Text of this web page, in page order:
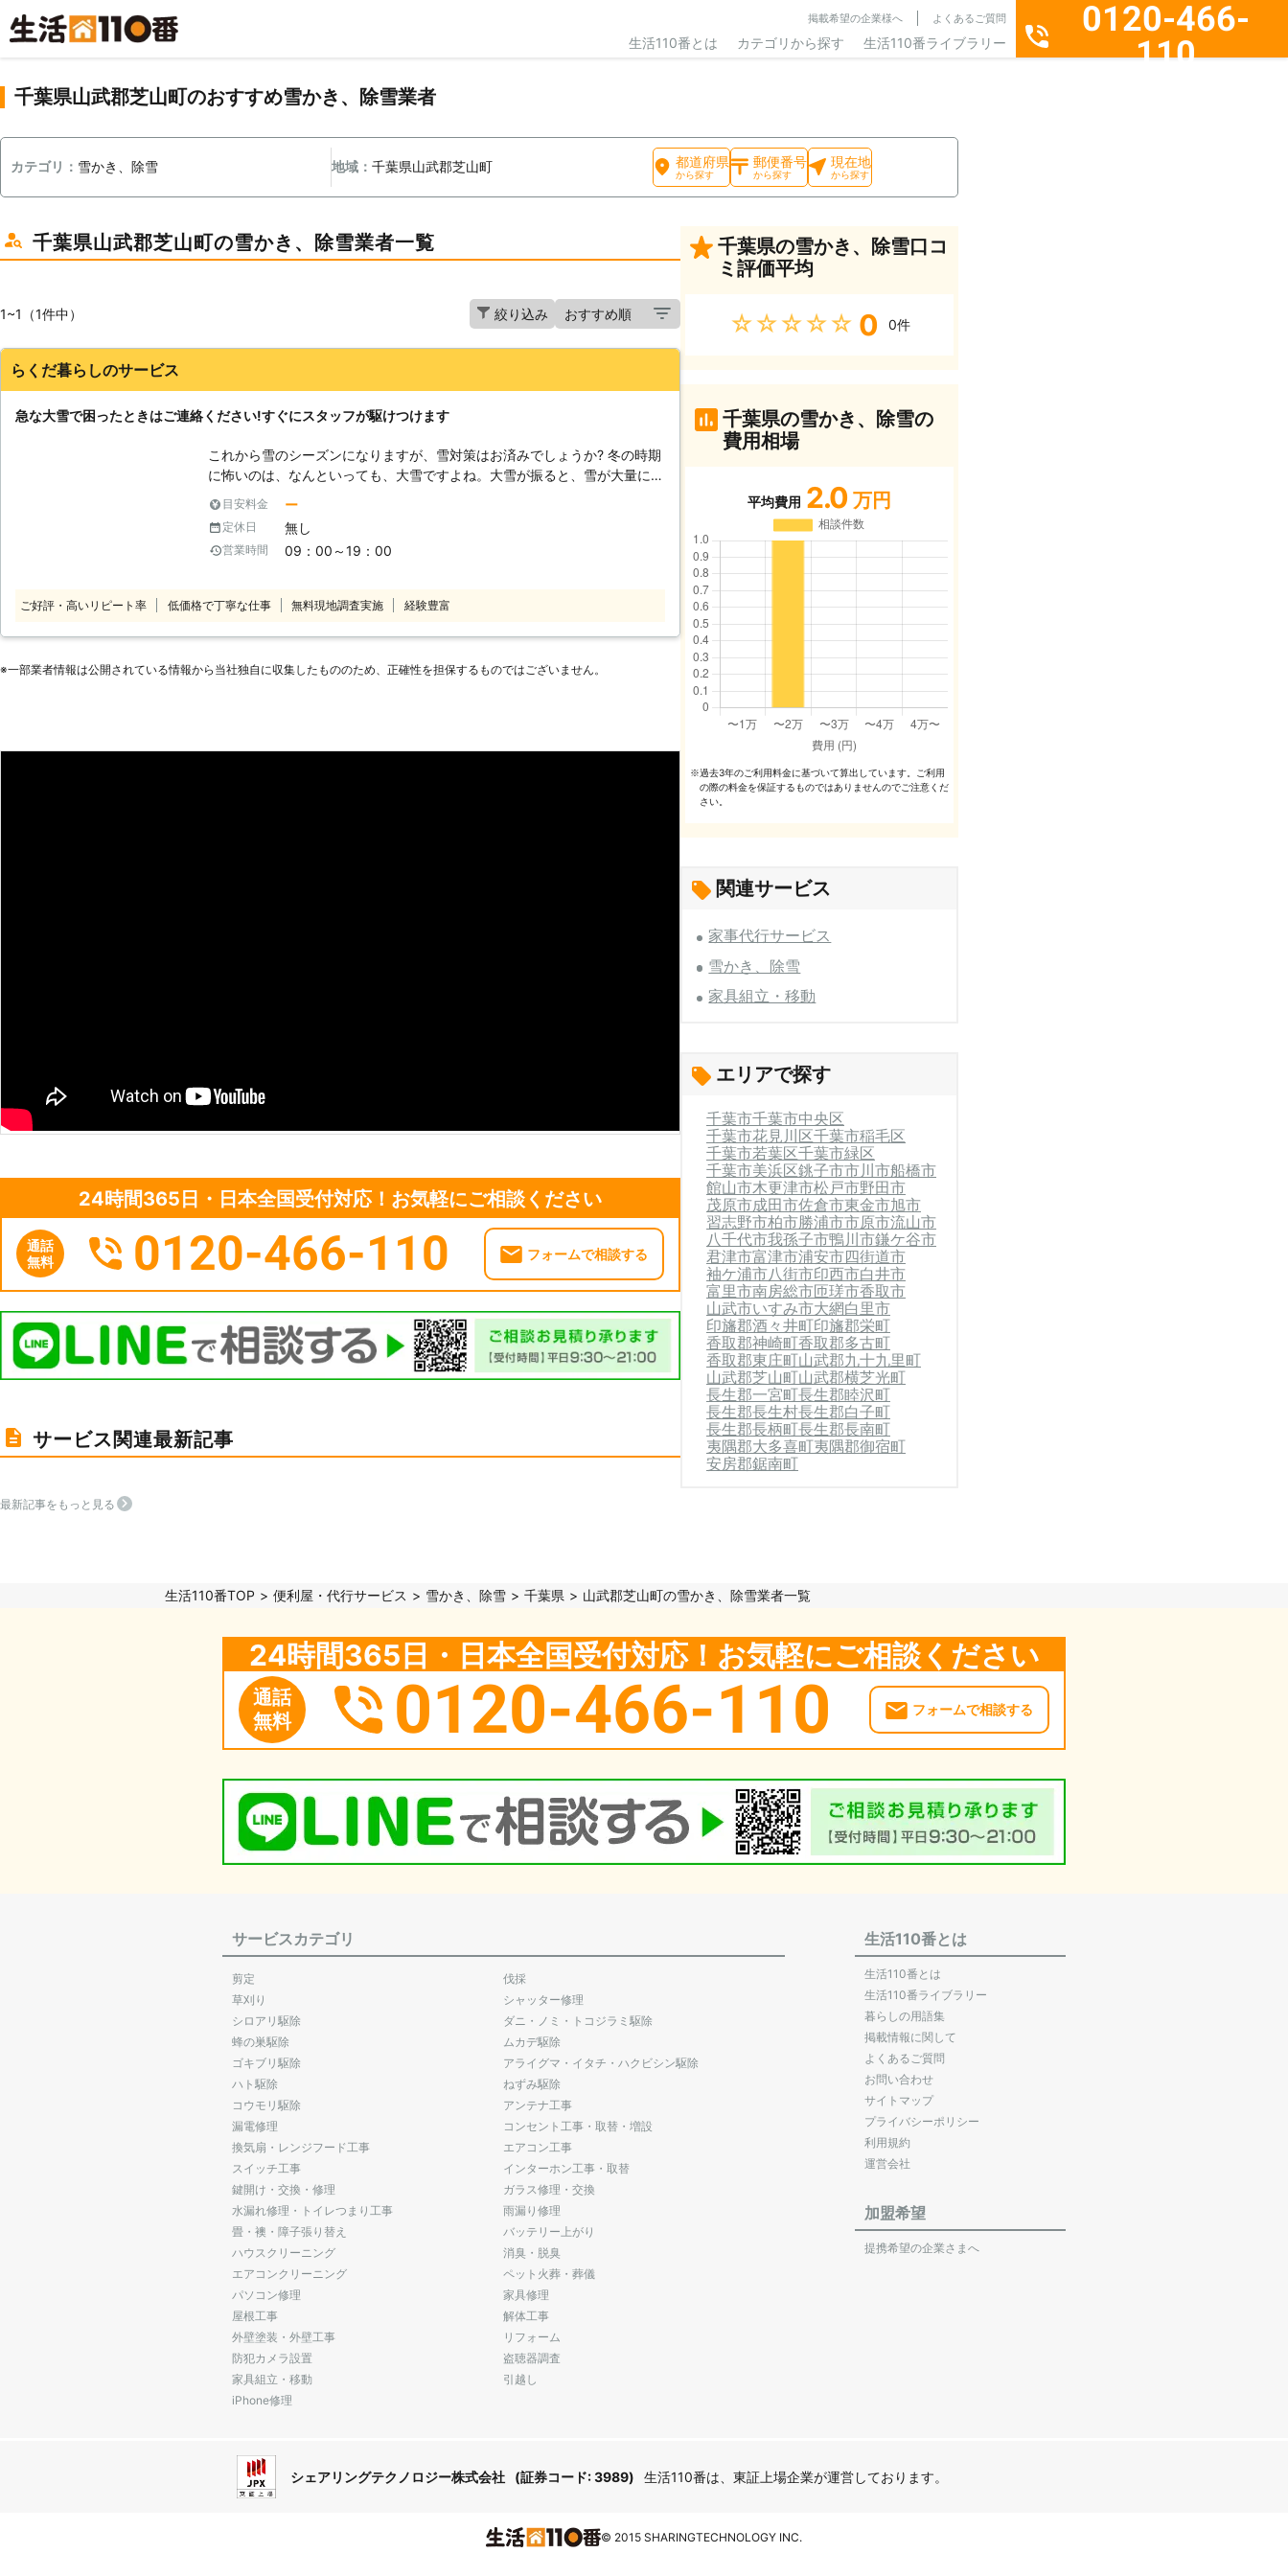
掲載希望の企業様へ よくあるご質問
生活110番とは カテゴリから探す 生活110番ライブラリー
0120-466-
110
千葉県山武郡芝山町のおすすめ雪かき、除雪業者
カテゴリ： 雪かき、除雪 地域：千葉県山武郡芝山町 都道府県
から探す
郵便番号
から探す
現在地
から探す
千葉県山武郡芝山町の雪かき、除雪業者一覧
1~1（1件中） 絞り込み
らくだ暮らしのサービス
急な大雪で困ったときはご連絡ください!すぐにスタッフが駆けつけます
これから雪のシーズンになりますが、雪対策はお済みでしょうか? 冬の時期
に怖いのは、なんといっても、大雪ですよね。大雪が振ると、雪が大量に積
もって、駐車場から車が出せなかったり、雪で玄関から出られないようなト
ラブルが発生することが考えられます。また、屋根に雪が積もると、積もっ
た雪が地面へ落下することによって、思わぬトラブルを招く可能性もあり、
不安です。 このようなトラブルを防ぐためには、雪かきや雪下ろしが必要
雪下ろしは屋根の上に登って行う作業なので、危険が伴います。そんな雪で
困ったときは、ぜひ当社、株式会社Rグループまでご連絡ください。すぐに
当社スタッフがお客様のもとに駆けつけて、除雪作業を実施いたします。雪
よ。 また、当社では雪への対処だけでなく、雪への対策も提案していま
目安料金 ー
定休日 無し
営業時間 09：00～19：00
ご好評・高いリピート率 低価格で丁寧な仕事 無料現地調査実施 経験豊富
※⼀部業者情報は公開されている情報から当社独⾃に収集したもののため、正確性を担保するものではございません。
24時間365日・日本全国受付対応！お気軽にご相談ください
通話
無料
0120-466-110 フォームで相談する
サービス関連最新記事
最新記事をもっと見る
千葉県の雪かき、除雪口コ
ミ評価平均
★★★★★ 0 0件
千葉県の雪かき、除雪の
費用相場
平均費用 2.0 万円
※過去3年のご利⽤料⾦に基づいて算出しています。ご利⽤
の際の料⾦を保証するものではありませんのでご注意くだ
さい。
関連サービス
家事代行サービス
雪かき、除雪
家具組立・移動
エリアで探す
千葉市千葉市中央区
千葉市花見川区千葉市稲毛区
千葉市若葉区千葉市緑区
千葉市美浜区銚子市市川市船橋市
館山市木更津市松戸市野田市
茂原市成田市佐倉市東金市旭市
習志野市柏市勝浦市市原市流山市
八千代市我孫子市鴨川市鎌ケ谷市
君津市富津市浦安市四街道市
袖ケ浦市八街市印西市白井市
富里市南房総市匝瑳市香取市
山武市いすみ市大網白里市
印旛郡酒々井町印旛郡栄町
香取郡神崎町香取郡多古町
香取郡東庄町山武郡九十九里町
山武郡芝山町山武郡横芝光町
長生郡一宮町長生郡睦沢町
長生郡長生村長生郡白子町
長生郡長柄町長生郡長南町
夷隅郡大多喜町夷隅郡御宿町
安房郡鋸南町
生活110番TOP 便利屋・代行サービス 雪かき、除雪 千葉県 山武郡芝山町の雪かき、除雪業者一覧
24時間365日・日本全国受付対応！お気軽にご相談ください
通話
無料
0120-466-110 フォームで相談する
サービスカテゴリ
剪定
伐採
草刈り
シャッター修理
シロアリ駆除
ダニ・ノミ・トコジラミ駆除
蜂の巣駆除
ムカデ駆除
ゴキブリ駆除
アライグマ・イタチ・ハクビシン駆除
ハト駆除
ねずみ駆除
コウモリ駆除
アンテナ工事
漏電修理
コンセント工事・取替・増設
換気扇・レンジフード工事
エアコン工事
スイッチ工事
インターホン工事・取替
鍵開け・交換・修理
ガラス修理・交換
水漏れ修理・トイレつまり工事
雨漏り修理
畳・襖・障子張り替え
バッテリー上がり
ハウスクリーニング
消臭・脱臭
エアコンクリーニング
ペット火葬・葬儀
パソコン修理
家具修理
屋根工事
解体工事
外壁塗装・外壁工事
リフォーム
防犯カメラ設置
盗聴器調査
家具組立・移動
引越し
iPhone修理
生活110番とは
生活110番とは
生活110番ライブラリー
暮らしの用語集
掲載情報に関して
よくあるご質問
お問い合わせ
サイトマップ
プライバシーポリシー
利用規約
運営会社
加盟希望
提携希望の企業さまへ
シェアリングテクノロジー株式会社 (証券コード: 3989) 生活110番は、東証上場企業が運営しております。
© 2015 SHARINGTECHNOLOGY INC.